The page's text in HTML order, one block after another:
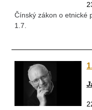
Čínský zákon o etnické
1.7.